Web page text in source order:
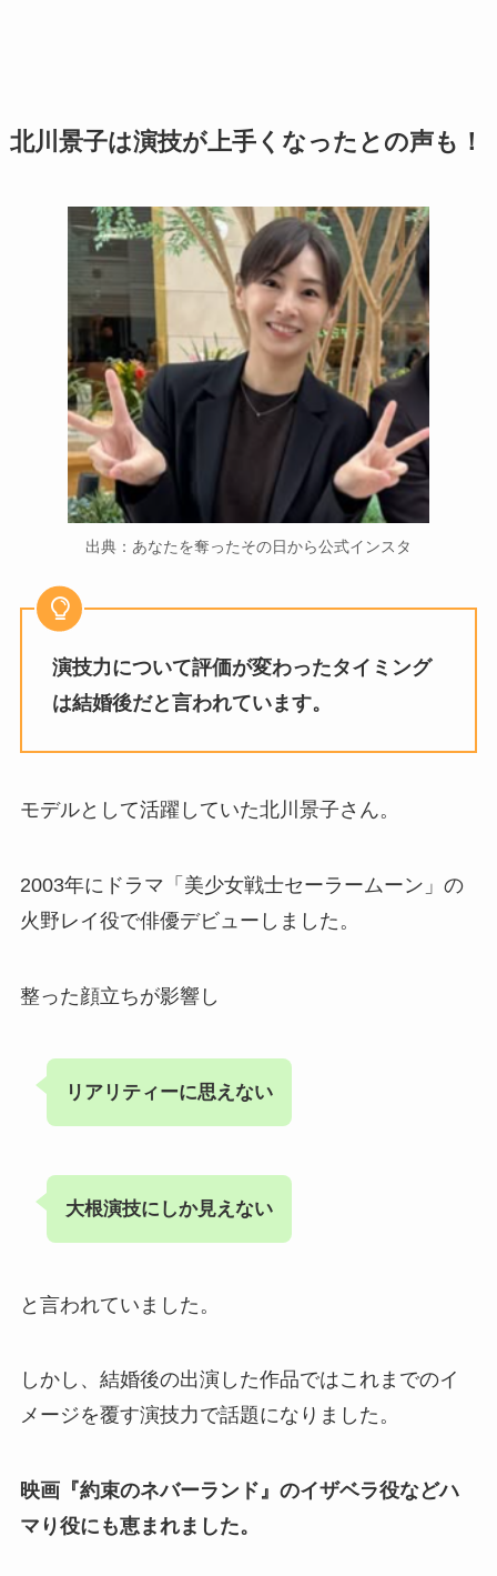
北川景子は演技が上手くなったとの声も！
出典：あなたを奪ったその日から公式インスタ
演技力について評価が変わったタイミング
は結婚後だと言われています。
モデルとして活躍していた北川景子さん。
2003年にドラマ「美少女戦士セーラームーン」の
火野レイ役で俳優デビューしました。
整った顔立ちが影響し
リアリティーに思えない
大根演技にしか見えない
と言われていました。
しかし、結婚後の出演した作品ではこれまでのイ
メージを覆す演技力で話題になりました。
映画『約束のネバーランド』のイザベラ役などハ
マり役にも恵まれました。